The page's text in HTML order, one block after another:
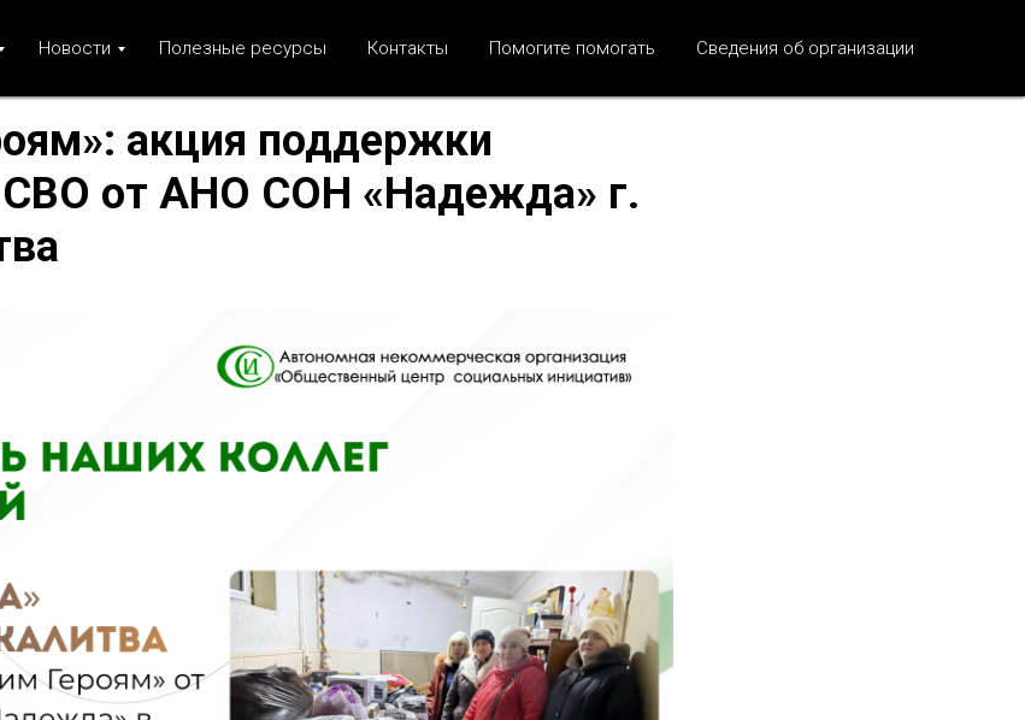
Новости Полезные ресурсы Контакты Помогите помогать Сведения об организации
акция поддержки
СВО от АНО СОН «Надежда» г.